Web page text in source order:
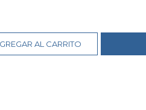
inoxidable, convirtiéndolo en
con el respaldo de la
AL CARRITO